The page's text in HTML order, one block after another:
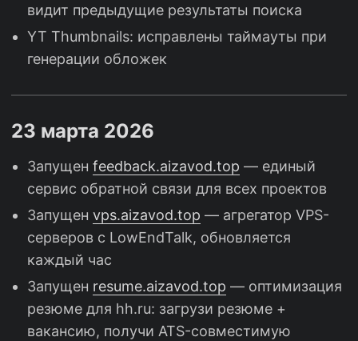
видит предыдущие результаты поиска
YT Thumbnails: исправлены таймауты при
генерации обложек
23 марта 2026
Запущен feedback.aizavod.top — единый
сервис обратной связи для всех проектов
Запущен vps.aizavod.top — агрегатор VPS-
серверов с LowEndTalk, обновляется
каждый час
Запущен resume.aizavod.top — оптимизация
резюме для hh.ru: загрузи резюме +
вакансию, получи ATS-совместимую